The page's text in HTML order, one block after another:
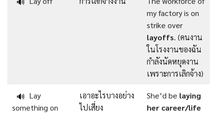
my factory is on
strike over
layoffs. (คนงาน
ในโรงงานของฉัน
กำลังนัดหยุดงาน
เพราะการเลิกจ้าง)
🔊 Lay
something on
เอาอะไรบางอย่าง
ไปเสี่ยง
She’d be laying
her career/life